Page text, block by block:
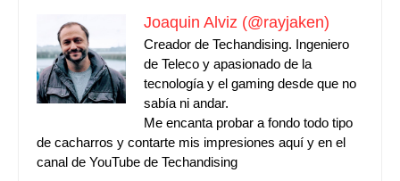
Joaquin Alviz (@rayjaken)
Creador de Techandising. Ingeniero
de Teleco y apasionado de la
tecnología y el gaming desde que no
sabía ni andar.
Me encanta probar a fondo todo tipo
de cacharros y contarte mis impresiones aquí y en el
canal de YouTube de Techandising